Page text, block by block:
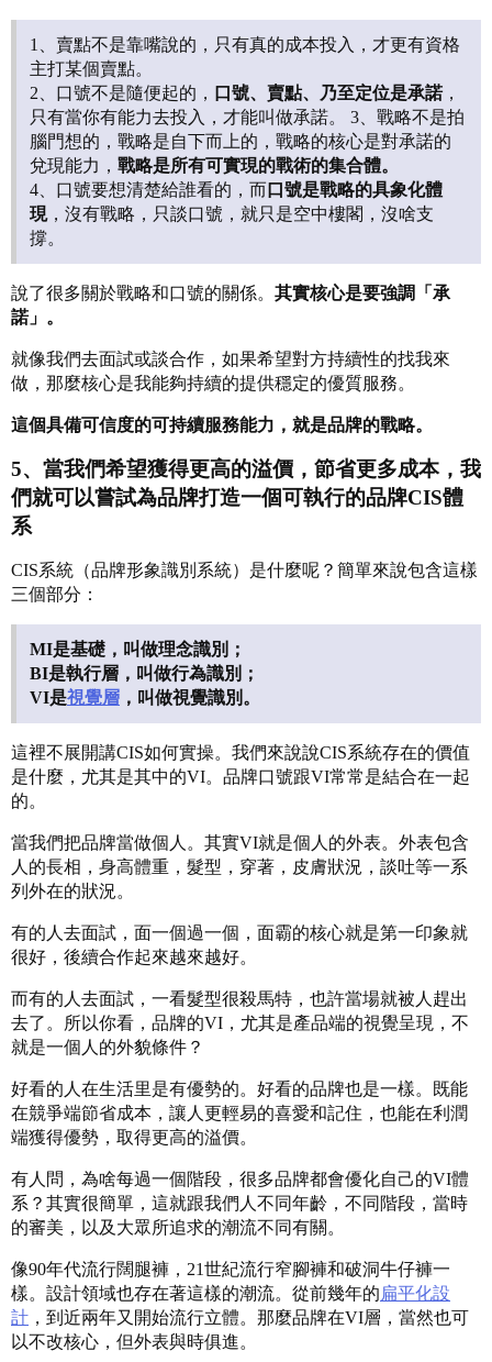
1、賣點不是靠嘴說的，只有真的成本投入，才更有資格
主打某個賣點。
2、口號不是隨便起的， 口號、賣點、乃至定位是承諾，
只有當你有能力去投入，才能叫做承諾。 3、戰略不是拍
腦門想的，戰略是自下而上的，戰略的核心是對承諾的
兌現能力， 戰略是所有可實現的戰術的集合體。
4、口號要想清楚給誰看的，而口號是戰略的具象化體
現，沒有戰略，只談口號，就只是空中樓閣，沒啥支
撐。
說了很多關於戰略和口號的關係。 其實核心是要強調「承
諾」。
就像我們去面試或談合作，如果希望對方持續性的找我來
做，那麼核心是我能夠持續的提供穩定的優質服務。
這個具備可信度的可持續服務能力，就是品牌的戰略。
5、當我們希望獲得更高的溢價，節省更多成本，我
們就可以嘗試為品牌打造一個可執行的品牌CIS體
系
CIS系統（品牌形象識別系統）是什麼呢？簡單來說包含這樣
三個部分：
MI是基礎，叫做理念識別；
BI是執行層，叫做行為識別；
VI是視覺層 ，叫做視覺識別。
這裡不展開講CIS如何實操。我們來說說CIS系統存在的價值
是什麼，尤其是其中的VI。品牌口號跟VI常常是結合在一起
的。
當我們把品牌當做個人。其實VI就是個人的外表。外表包含
人的長相，身高體重，髮型，穿著，皮膚狀況，談吐等一系
列外在的狀況。
有的人去面試，面一個過一個，面霸的核心就是第一印象就
很好，後續合作起來越來越好。
而有的人去面試，一看髮型很殺馬特，也許當場就被人趕出
去了。所以你看，品牌的VI，尤其是產品端的視覺呈現，不
就是一個人的外貌條件？
好看的人在生活里是有優勢的。好看的品牌也是一樣。既能
在競爭端節省成本，讓人更輕易的喜愛和記住，也能在利潤
端獲得優勢，取得更高的溢價。
有人問，為啥每過一個階段，很多品牌都會優化自己的VI體
系？其實很簡單，這就跟我們人不同年齡，不同階段，當時
的審美，以及大眾所追求的潮流不同有關。
像90年代流行闊腿褲，21世紀流行窄腳褲和破洞牛仔褲一
樣。設計領域也存在著這樣的潮流。從前幾年的扁平化設
計 ，到近兩年又開始流行立體。那麼品牌在VI層，當然也可
以不改核心，但外表與時俱進。